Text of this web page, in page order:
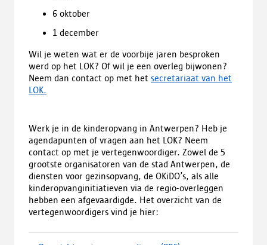
6 oktober
1 december
Wil je weten wat er de voorbije jaren besproken
werd op het LOK? Of wil je een overleg bijwonen?
Neem dan contact op met het secretariaat van het
LOK.
Werk je in de kinderopvang in Antwerpen? Heb je
agendapunten of vragen aan het LOK? Neem
contact op met je vertegenwoordiger. Zowel de 5
grootste organisatoren van de stad Antwerpen, de
diensten voor gezinsopvang, de OKiDO’s, als alle
kinderopvanginitiatieven via de regio-overleggen
hebben een afgevaardigde. Het overzicht van de
vertegenwoordigers vind je hier: